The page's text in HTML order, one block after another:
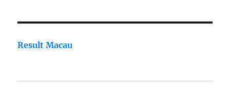
Result Macau